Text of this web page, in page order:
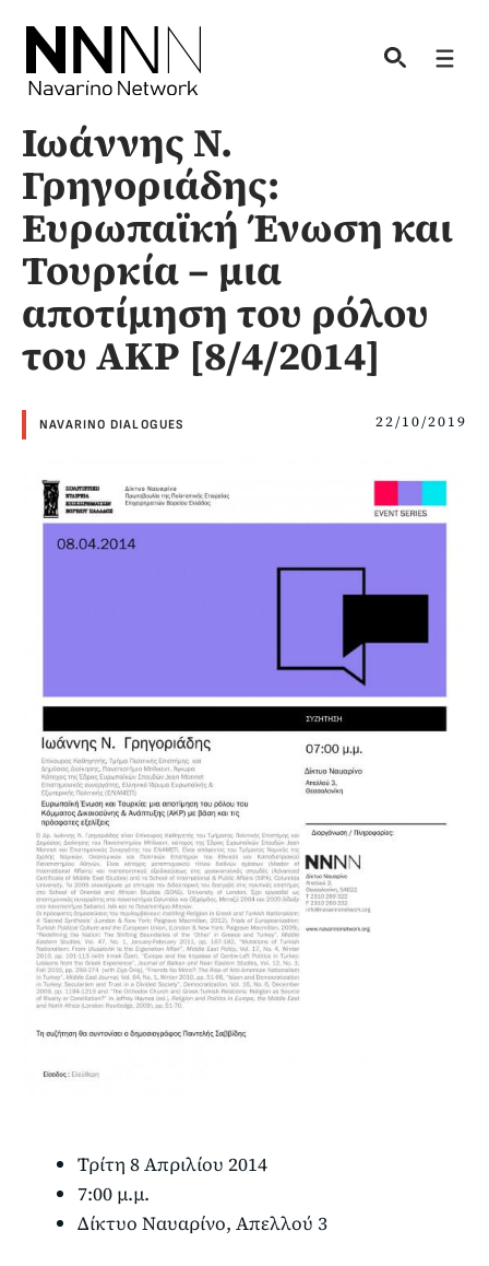
content
Ιωάννης Ν.
Γρηγοριάδης:
Ευρωπαϊκή Ένωση και
Τουρκία – μια
αποτίμηση του ρόλου
του ΑΚΡ [8/4/2014]
NAVARINO DIALOGUES 22/10/2019
Τρίτη 8 Απριλίου 2014
7:00 μ.μ.
Δίκτυο Ναυαρίνο, Απελλού 3